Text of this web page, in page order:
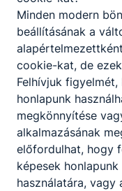
Minden modern
beállításának a
cookie-kat, de
Felhívjuk
honlapunk
megkönnyítése
alkalmazásának
előfordulhat, hogy
képesek
használatára,